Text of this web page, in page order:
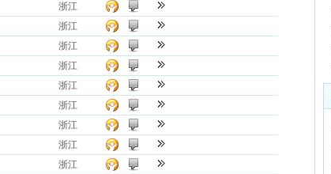
浙江
浙江
浙江
浙江
浙江
浙江
浙江
浙江
浙江